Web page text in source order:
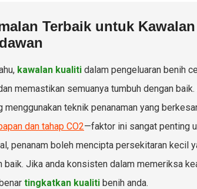
Terbaik untuk
kawalan kualiti dalam pengeluaran benih
memastikan semuanya tumbuh dengan
menggunakan teknik penanaman yang
dan tahap CO2—faktor ini sangat penting
penanam boleh mencipta persekitaran kecil
baik. Jika anda konsisten dalam memeriksa
tingkatkan kualiti benih anda.